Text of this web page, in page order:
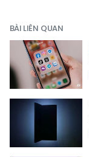
BÀI LIÊN QUAN